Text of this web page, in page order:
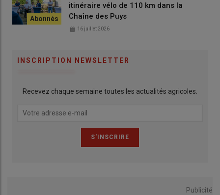
itinéraire vélo de 110 km dans la
Chaîne des Puys
16 juillet 2026
INSCRIPTION NEWSLETTER
Recevez chaque semaine toutes les actualités agricoles.
Publicité